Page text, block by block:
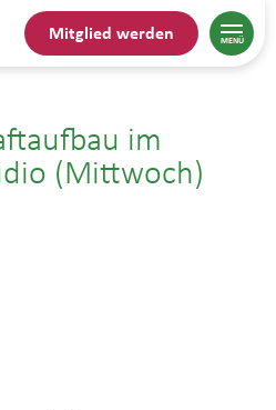
Mitglied werden
im
(Mittwoch)